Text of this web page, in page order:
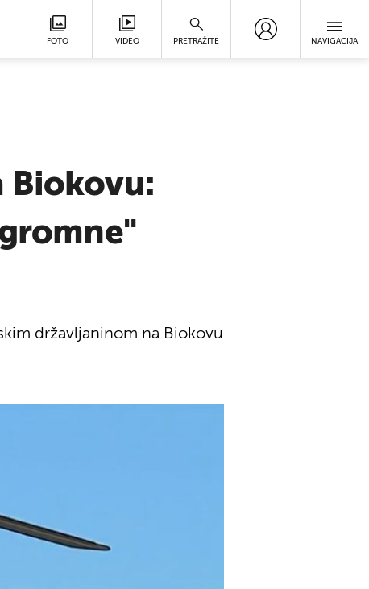
FOTO VIDEO PRETRAŽITE NAVIGACIJA
Biokovu:
državljaninom na Biokovu